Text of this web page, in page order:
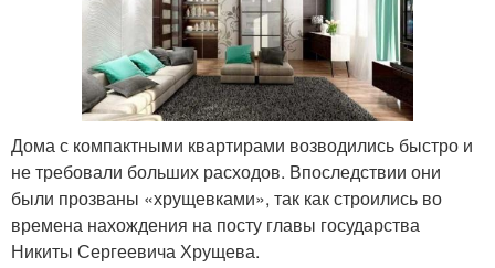
Дома с компактными квартирами возводились быстро и
не требовали больших расходов. Впоследствии они
были прозваны «хрущевками», так как строились во
времена нахождения на посту главы государства
Никиты Сергеевича Хрущева.